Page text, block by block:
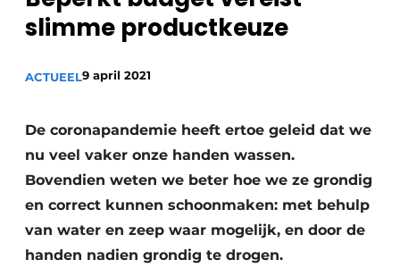
Vacature aanmelden
Video’s
Sanitair
Brandbeveiliging
Ventilatie
Warmtepompen
slimme productkeuze
ACTUEEL9 april 2021
De coronapandemie heeft ertoe geleid dat we
nu veel vaker onze handen wassen.
Bovendien weten we beter hoe we ze grondig
en correct kunnen schoonmaken: met behulp
van water en zeep waar mogelijk, en door de
handen nadien grondig te drogen.